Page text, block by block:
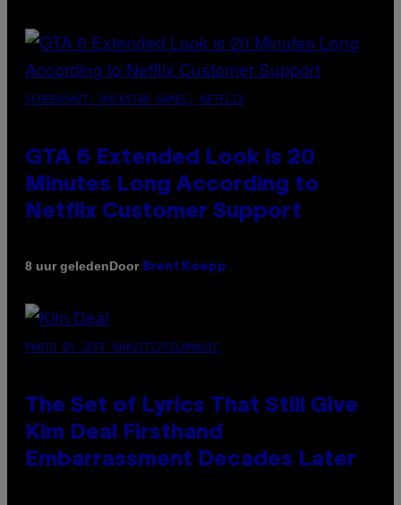
SCREENSHOT: ROCKSTAR GAMES, NETFLIX
GTA 6 Extended Look is 20
Minutes Long According to
Netflix Customer Support
8 uur geledenDoor Brent Koepp
PHOTO BY JEFF KRAVITZ/FILMMAGIC
The Set of Lyrics That Still Give
Kim Deal Firsthand
Embarrassment Decades Later